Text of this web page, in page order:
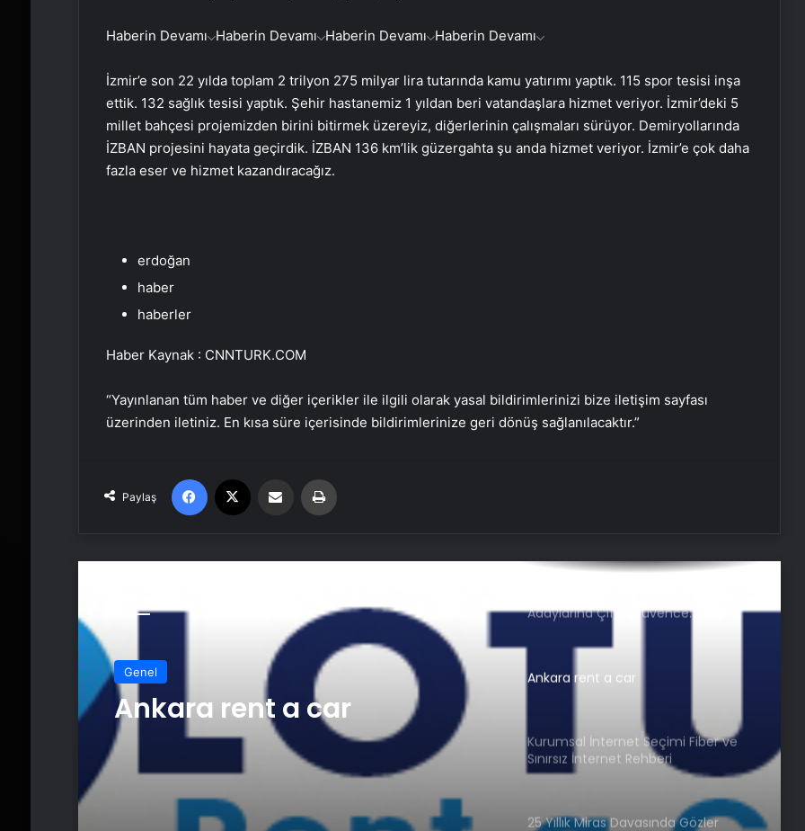
Haberin Devamı Haberin Devamı Haberin Devamı Haberin Devamı
İzmir’e son 22 yılda toplam 2 trilyon 275 milyar lira tutarında kamu yatırımı yaptık. 115 spor tesisi inşa
ettik. 132 sağlık tesisi yaptık. Şehir hastanemiz 1 yıldan beri vatandaşlara hizmet veriyor. İzmir’deki 5
millet bahçesi projemizden birini bitirmek üzereyiz, diğerlerinin çalışmaları sürüyor. Demiryollarında
İZBAN projesini hayata geçirdik. İZBAN 136 km’lik güzergahta şu anda hizmet veriyor. İzmir’e çok daha
fazla eser ve hizmet kazandıracağız.
erdoğan
haber
haberler
Haber Kaynak : CNNTURK.COM
“Yayınlanan tüm haber ve diğer içerikler ile ilgili olarak yasal bildirimlerinizi bize iletişim sayfası
üzerinden iletiniz. En kısa süre içerisinde bildirimlerinize geri dönüş sağlanılacaktır.”
Paylaş
Facebook Email'den paylaş
Genel
Ankara rent a car
UETDS Nedir ? Uetds.com İle Akıllı
Adaylarına Çifte Güvence: Sabit
Ankara rent a car
Kurumsal İnternet Seçimi Fiber ve
Sınırsız İnternet Rehberi
25 Yıllık Miras Davasında Gözler